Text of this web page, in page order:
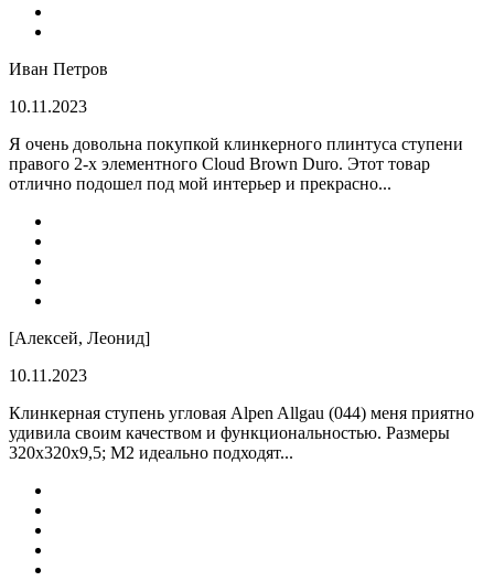
Иван Петров
10.11.2023
Я очень довольна покупкой клинкерного плинтуса ступени
правого 2-х элементного Cloud Brown Duro. Этот товар
отлично подошел под мой интерьер и прекрасно...
[Алексей, Леонид]
10.11.2023
Клинкерная ступень угловая Alpen Allgau (044) меня приятно
удивила своим качеством и функциональностью. Размеры
320x320x9,5; M2 идеально подходят...